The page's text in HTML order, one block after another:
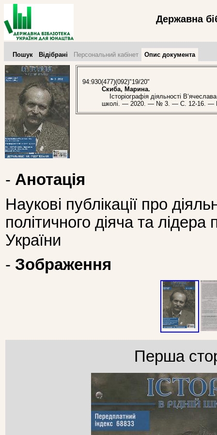
Державна
Пошук Відібрані Персональний кабінет Опис документа
94:930(477)(092)"19/20"
Скиба, Марина.
Історіографія діяльності
школі. — 2020. — № 3. — С. 12-16. —
- Анотація
Наукові публікації про
політичного діяча та
України
- Зображення
Перша